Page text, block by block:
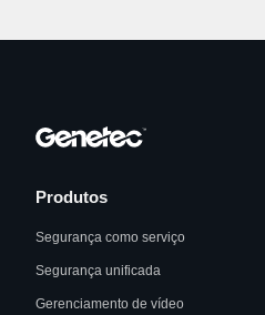
Produtos
Segurança como serviço
Segurança unificada
Gerenciamento de vídeo